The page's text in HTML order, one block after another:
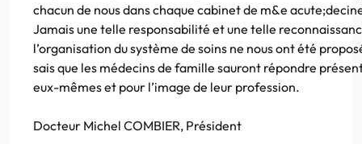
chacun de nous dans chaque cabinet de m&e
Jamais une telle responsabilité et une telle
l’organisation du système de soins ne nous ont été
sais que les médecins de famille sauront répondre
eux-mêmes et pour l’image de leur profession.
Docteur Michel COMBIER, Président